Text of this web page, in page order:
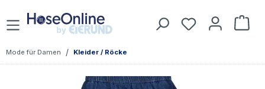
Zum Hauptinhalt springen Du hast 0
Mode für Damen / Kleider / Röcke
Bildergalerie überspringen